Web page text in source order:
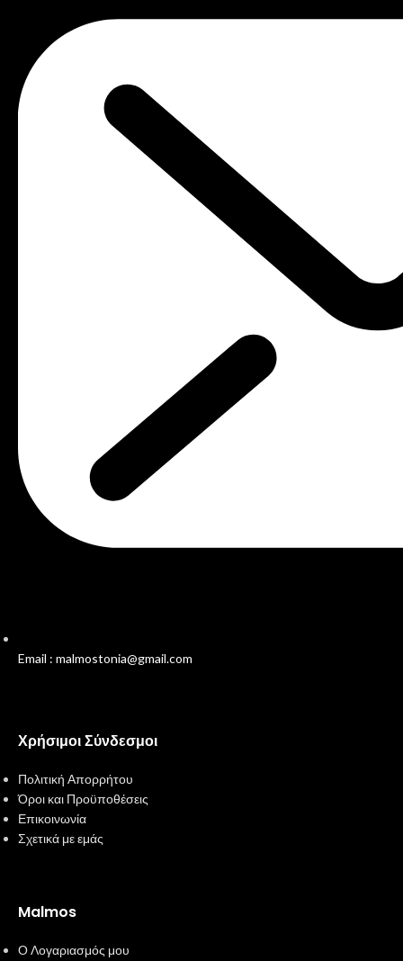
Email : malmostonia@gmail.com
Χρήσιμοι Σύνδεσμοι
Πολιτική Απορρήτου
Όροι και Προϋποθέσεις
Επικοινωνία
Σχετικά με εμάς
Malmos
Ο Λογαριασμός μου